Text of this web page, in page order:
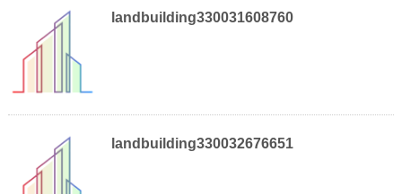
landbuilding330031608760
landbuilding330032676651